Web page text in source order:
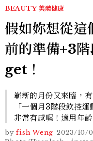
BEAUTY 美體健康
假如妳想從這
前的準備+3
get！
嶄新的月份又來臨，
「一個月3階段飲控
非常有感喔！適用年
by fish Weng-2023/10/